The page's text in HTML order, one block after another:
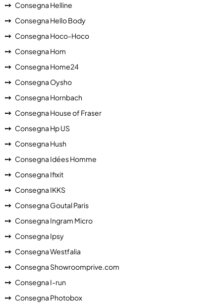
Consegna Helline
Consegna Hello Body
Consegna Hoco-Hoco
Consegna Hom
Consegna Home24
Consegna Oysho
Consegna Hornbach
Consegna House of Fraser
Consegna Hp US
Consegna Hush
Consegna Idées Homme
Consegna Ifixit
Consegna IKKS
Consegna Goutal Paris
Consegna Ingram Micro
Consegna Ipsy
Consegna Westfalia
Consegna Showroomprive.com
Consegna I-run
Consegna Photobox